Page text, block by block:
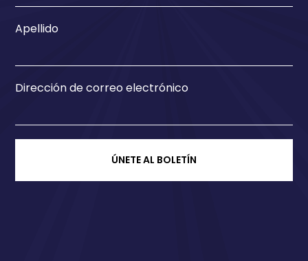
Apellido
Dirección de correo electrónico
ÚNETE AL BOLETÍN